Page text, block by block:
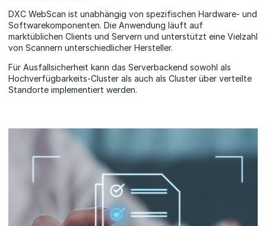
DXC WebScan ist unabhängig von spezifischen Hardware- und
Softwarekomponenten. Die Anwendung läuft auf
marktüblichen Clients und Servern und unterstützt eine Vielzahl
von Scannern unterschiedlicher Hersteller.
Für Ausfallsicherheit kann das Serverbackend sowohl als
Hochverfügbarkeits-Cluster als auch als Cluster über verteilte
Standorte implementiert werden.